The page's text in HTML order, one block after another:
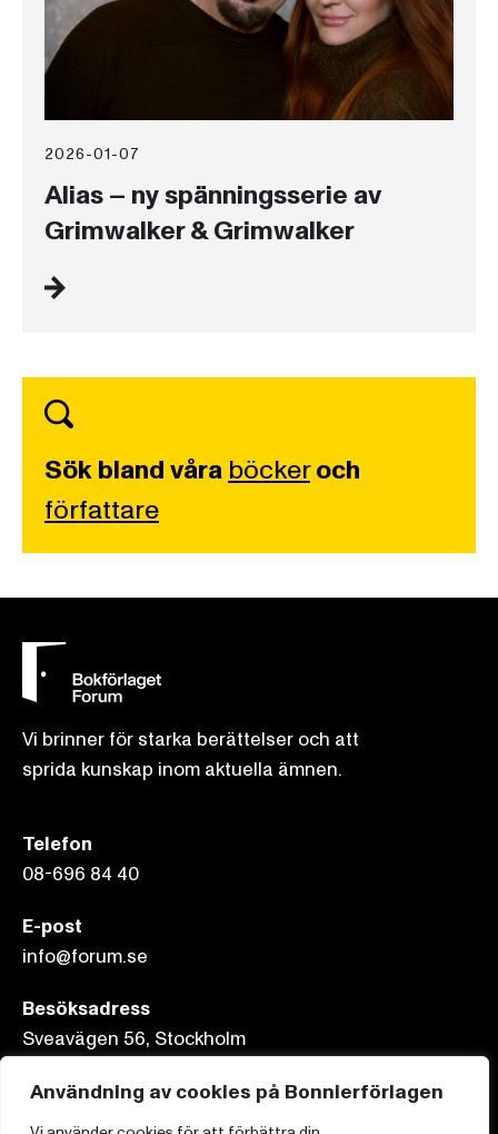
Användning av cookies på Bonnierförlagen
2026-01-07
Alias – ny spänningsserie av
Grimwalker & Grimwalker
Sök bland våra böckeroch
författare
Vi brinner för starka berättelser och att
sprida kunskap inom aktuella ämnen.
Telefon
08-696 84 40
E-post
info@forum.se
Besöksadress
Sveavägen 56, Stockholm
Postadress
Box 3159, 103 63 Stockholm